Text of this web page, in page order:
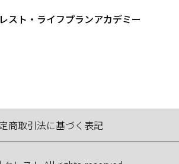
スト・ライフプランアカデミー
商取引法に基づく表記